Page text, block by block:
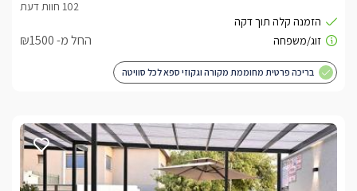
החל מ- ₪1500
בריכה פרטית מחוממת מקורה וגקוזי ספא לכל סוויטה